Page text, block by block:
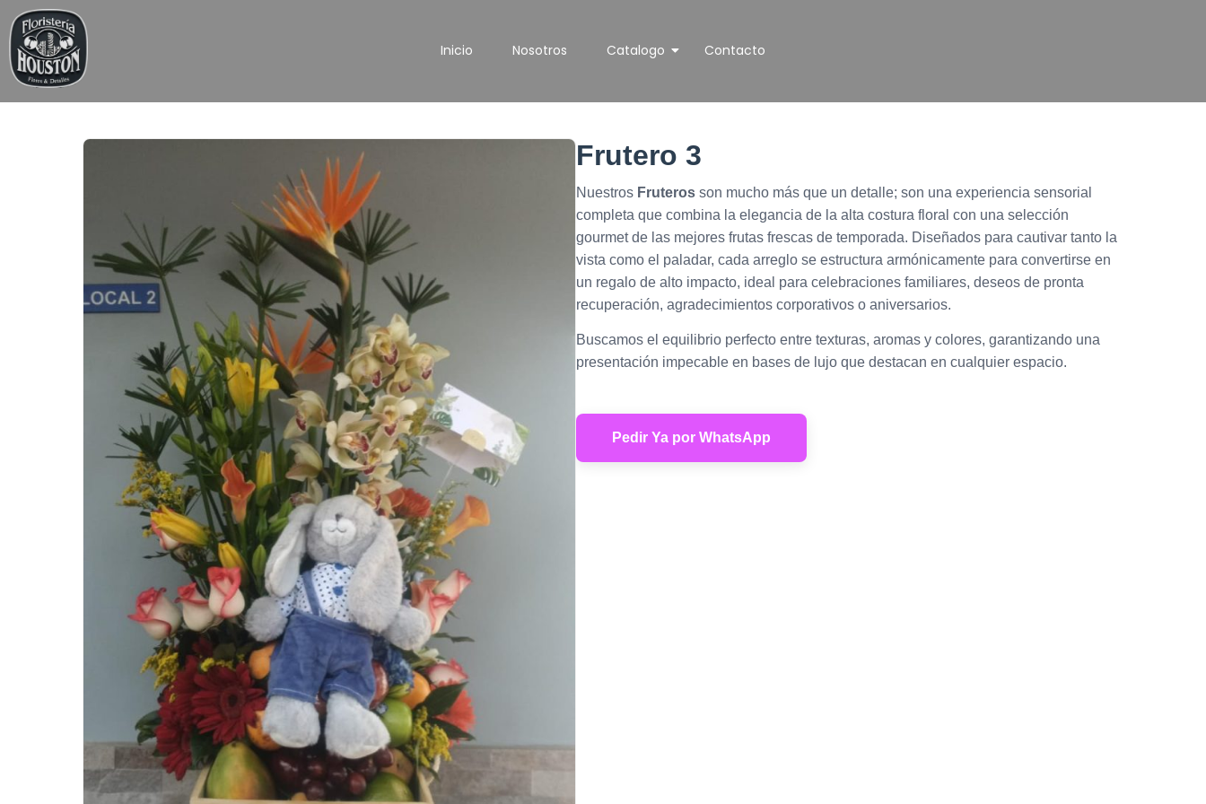
Inicio Nosotros Catalogo Contacto
Frutero 3
Nuestros Fruteros son mucho más que un detalle; son una experiencia sensorial
completa que combina la elegancia de la alta costura floral con una selección
gourmet de las mejores frutas frescas de temporada. Diseñados para cautivar tanto la
vista como el paladar, cada arreglo se estructura armónicamente para convertirse en
un regalo de alto impacto, ideal para celebraciones familiares, deseos de pronta
recuperación, agradecimientos corporativos o aniversarios.
Buscamos el equilibrio perfecto entre texturas, aromas y colores, garantizando una
presentación impecable en bases de lujo que destacan en cualquier espacio.
Pedir Ya por WhatsApp